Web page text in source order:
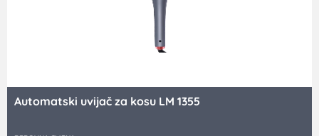
Automatski uvijač za kosu LM 1355